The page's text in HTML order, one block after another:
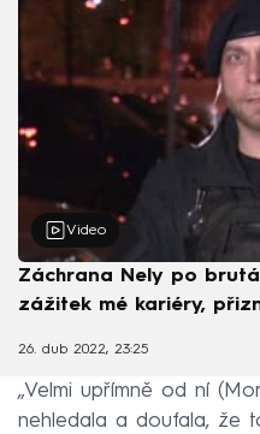
Video
Záchrana Nely po
zážitek mé kariéry,
26. dub 2022, 23:25
„Velmi upřímně od ní
nehledala a doufala, že